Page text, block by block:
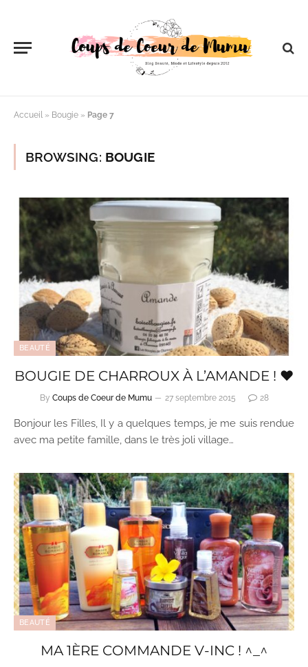
Accueil » Bougie » Page 7
BROWSING: BOUGIE
BEAUTÉ
BOUGIE DE CHARROUX À L’AMANDE ! ♥
By Coups de Coeur de Mumu 27 septembre 2015 28
Bonjour les Filles, Il y a quelques temps, je me suis rendue
avec ma petite famille, dans le très joli village…
BEAUTÉ
MA 1ÈRE COMMANDE V-INC ! ^_^